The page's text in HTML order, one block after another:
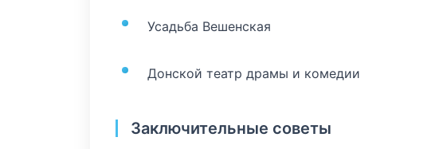
Усадьба Вешенская
Донской театр драмы и комедии
Заключительные советы